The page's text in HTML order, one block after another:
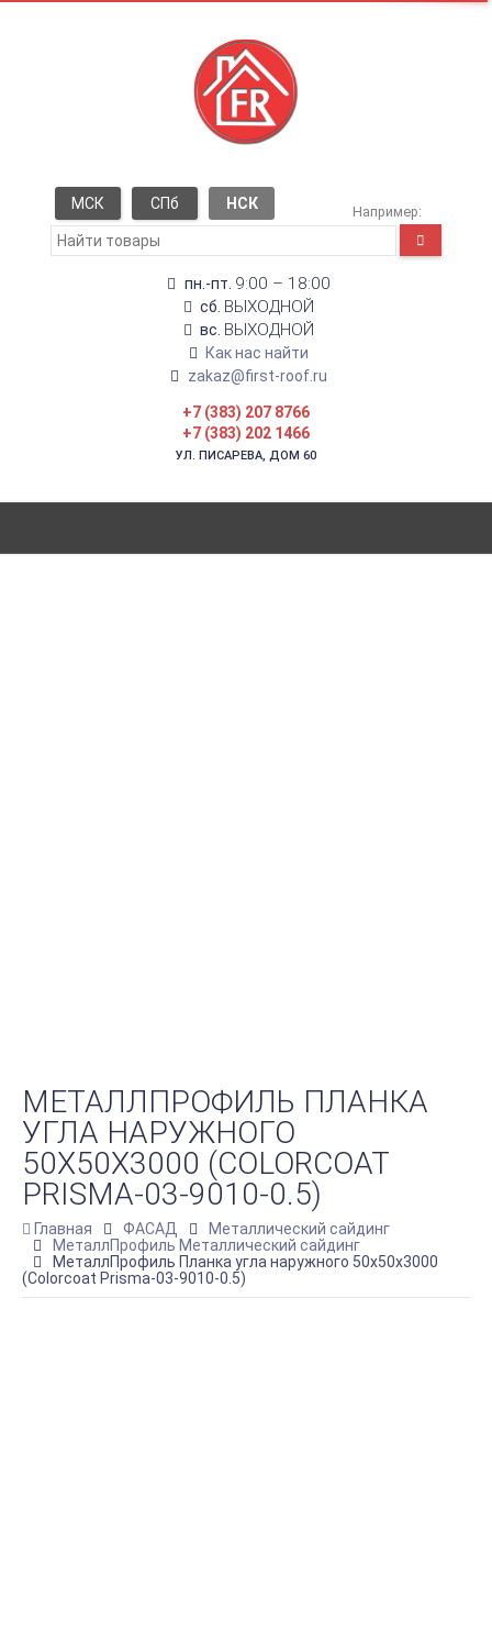
МСК СПб НСК Например:
пн.-пт. 9:00 – 18:00
сб. ВЫХОДНОЙ
вс. ВЫХОДНОЙ
Как нас найти
zakaz@first-roof.ru
+7 (383) 207 8766
+7 (383) 202 1466
УЛ. ПИСАРЕВА, ДОМ 60
МЕТАЛЛПРОФИЛЬ ПЛАНКА
УГЛА НАРУЖНОГО
50Х50Х3000 (COLORCOAT
PRISMA-03-9010-0.5)
Главная ФАСАД
Металлический сайдинг
МеталлПрофиль Металлический сайдинг
МеталлПрофиль Планка угла наружного 50х50х3000
(Colorcoat Prisma-03-9010-0.5)